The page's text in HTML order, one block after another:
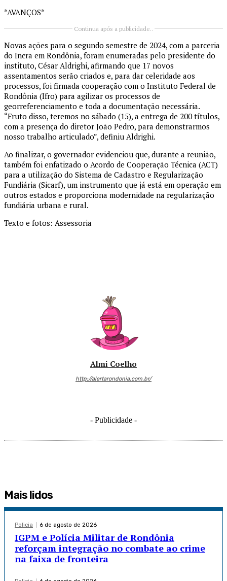
*AVANÇOS*
Continua após a publicidade..
Novas ações para o segundo semestre de 2024, com a parceria
do Incra em Rondônia, foram enumeradas pelo presidente do
instituto, César Aldrighi, afirmando que 17 novos
assentamentos serão criados e, para dar celeridade aos
processos, foi firmada cooperação com o Instituto Federal de
Rondônia (Ifro) para agilizar os processos de
georreferenciamento e toda a documentação necessária.
“Fruto disso, teremos no sábado (15), a entrega de 200 títulos,
com a presença do diretor João Pedro, para demonstrarmos
nosso trabalho articulado”, definiu Aldrighi.
Ao finalizar, o governador evidenciou que, durante a reunião,
também foi enfatizado o Acordo de Cooperação Técnica (ACT)
para a utilização do Sistema de Cadastro e Regularização
Fundiária (Sicarf), um instrumento que já está em operação em
outros estados e proporciona modernidade na regularização
fundiária urbana e rural.
Texto e fotos: Assessoria
Almi Coelho
http://alertarondonia.com.br/
- Publicidade -
Mais lidos
Policia 6 de agosto de 2026
IGPM e Polícia Militar de Rondônia
reforçam integração no combate ao crime
na faixa de fronteira